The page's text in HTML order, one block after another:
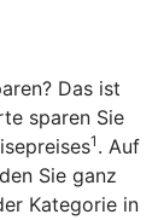
Das ist
sparen Sie
1 . Auf
Sie ganz
Kategorie in